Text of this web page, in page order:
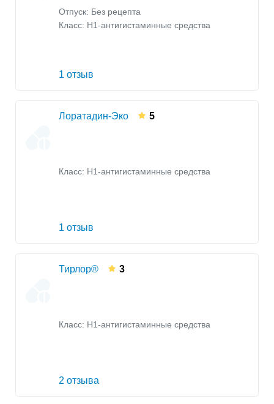
Отпуск: Без рецепта
Класс: H1-антигистаминные средства
1 отзыв
Лоратадин-Эко 5
Класс: H1-антигистаминные средства
1 отзыв
Тирлор® 3
Класс: H1-антигистаминные средства
2 отзыва